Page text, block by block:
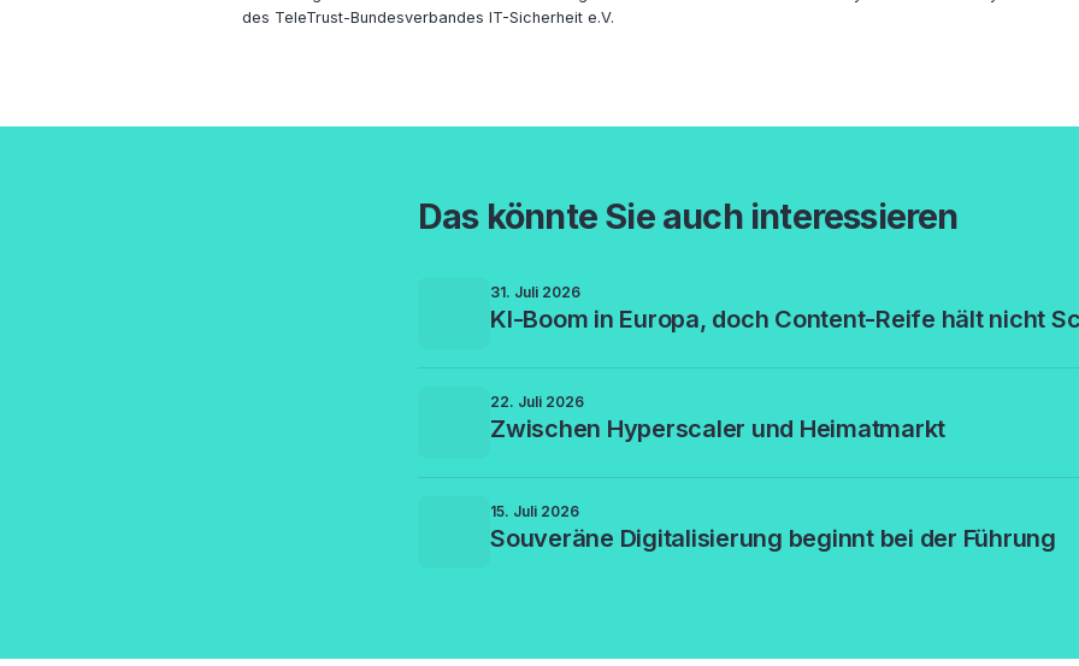
des TeleTrust-Bundesverbandes IT-Sicherheit e.V.
Das könnte Sie auch interessieren
31. Juli 2026
KI-Boom in Europa, doch Content-Reife hält nicht
22. Juli 2026
Zwischen Hyperscaler und Heimatmarkt
15. Juli 2026
Souveräne Digitalisierung beginnt bei der Führung